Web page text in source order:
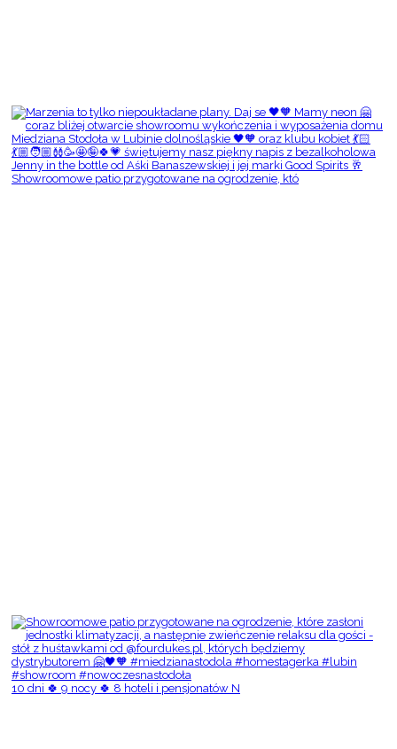
Showroomowe patio przygotowane na ogrodzenie, któ
10 dni 🍀 9 nocy 🍀 8 hoteli i pensjonatów N